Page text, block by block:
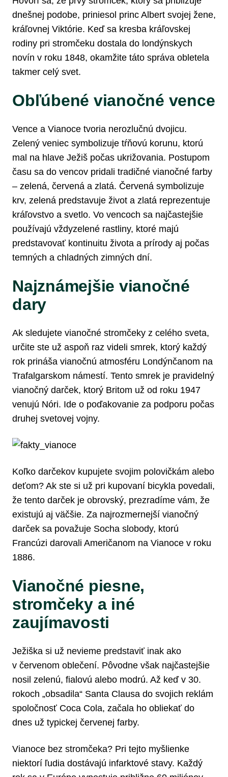
dnešnej podobe, priniesol princ Albert svojej žene,
kráľovnej Viktórie. Keď sa kresba kráľovskej
rodiny pri stromčeku dostala do londýnskych
novín v roku 1848, okamžite táto správa obletela
takmer celý svet.
Obľúbené vianočné vence
Vence a Vianoce tvoria nerozlučnú dvojicu.
Zelený veniec symbolizuje tŕňovú korunu, ktorú
mal na hlave Ježiš počas ukrižovania. Postupom
času sa do vencov pridali tradičné vianočné farby
– zelená, červená a zlatá. Červená symbolizuje
krv, zelená predstavuje život a zlatá reprezentuje
kráľovstvo a svetlo. Vo vencoch sa najčastejšie
používajú vždyzelené rastliny, ktoré majú
predstavovať kontinuitu života a prírody aj počas
temných a chladných zimných dní.
Najznámejšie vianočné
dary
Ak sledujete vianočné stromčeky z celého sveta,
určite ste už aspoň raz videli smrek, ktorý každý
rok prináša vianočnú atmosféru Londýnčanom na
Trafalgarskom námestí. Tento smrek je pravidelný
vianočný darček, ktorý Britom už od roku 1947
venujú Nóri. Ide o poďakovanie za podporu počas
druhej svetovej vojny.
Koľko darčekov kupujete svojim polovičkám alebo
deťom? Ak ste si už pri kupovaní bicykla povedali,
že tento darček je obrovský, prezradíme vám, že
existujú aj väčšie. Za najrozmernejší vianočný
darček sa považuje Socha slobody, ktorú
Francúzi darovali Američanom na Vianoce v roku
1886.
Vianočné piesne,
stromčeky a iné
zaujímavosti
Ježiška si už nevieme predstaviť inak ako
v červenom oblečení. Pôvodne však najčastejšie
nosil zelenú, fialovú alebo modrú. Až keď v 30.
rokoch „obsadila“ Santa Clausa do svojich reklám
spoločnosť Coca Cola, začala ho obliekať do
dnes už typickej červenej farby.
Vianoce bez stromčeka? Pri tejto myšlienke
niektorí ľudia dostávajú infarktové stavy. Každý